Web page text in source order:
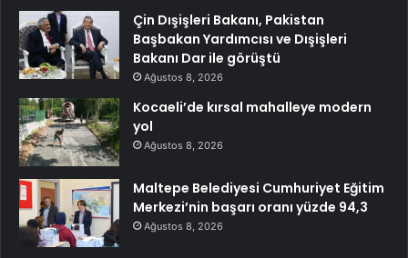
Çin Dışişleri Bakanı, Pakistan
Başbakan Yardımcısı ve Dışişleri
Bakanı Dar ile görüştü
Ağustos 8, 2026
Kocaeli’de kırsal mahalleye modern
yol
Ağustos 8, 2026
Maltepe Belediyesi Cumhuriyet Eğitim
Merkezi’nin başarı oranı yüzde 94,3
Ağustos 8, 2026